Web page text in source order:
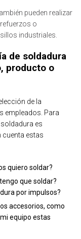
pueden realizar
o
industriales.
de soldadura
producto o
de la
empleados. Para
es
cuenta estas
quiero soldar?
que soldar?
por impulsos?
accesorios, como
equipo estas